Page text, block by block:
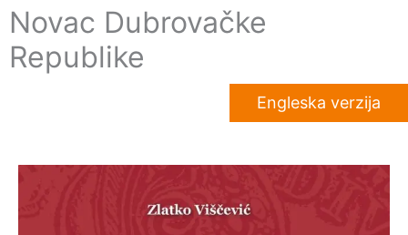
Novac Dubrovačke
Republike
Engleska verzija